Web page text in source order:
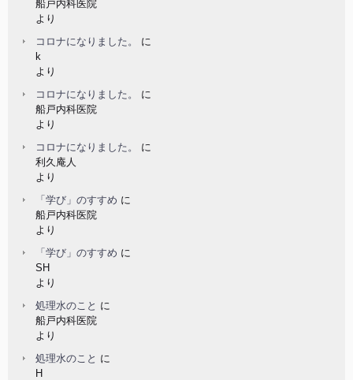
船戸内科医院
より
コロナになりました。
に
k
より
コロナになりました。
に
船戸内科医院
より
コロナになりました。
に
利久庵人
より
「学び」のすすめ に
船戸内科医院
より
「学び」のすすめ に
SH
より
処理水のこと に
船戸内科医院
より
処理水のこと に
H